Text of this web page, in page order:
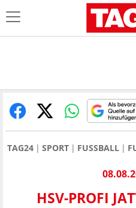
TAG24 SPORT FUSSBALL
HSV-PROFI